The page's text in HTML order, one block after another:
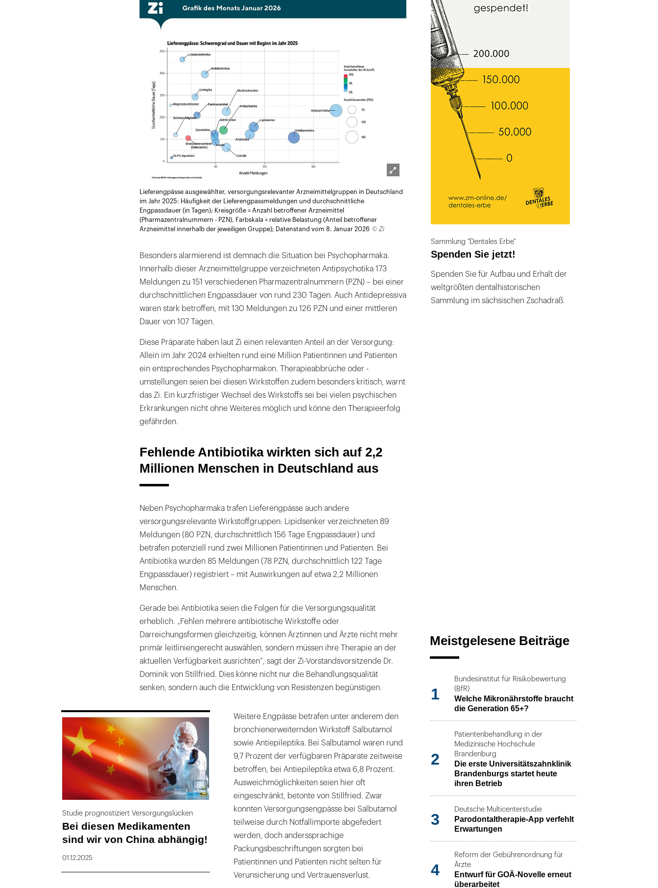
öffnen
Lieferengpässe ausgewählter, versorgungsrelevanter Arzneimittelgruppen in Deutschland
im Jahr 2025: Häufigkeit der Lieferengpassmeldungen und durchschnittliche
Engpassdauer (in Tagen); Kreisgröße = Anzahl betroffener Arzneimittel
(Pharmazentralnummern - PZN), Farbskala = relative Belastung (Anteil betroffener
Arzneimittel innerhalb der jeweiligen Gruppe); Datenstand vom 8. Januar 2026 © Zi
Besonders alarmierend ist demnach die Situation bei Psychopharmaka.
Innerhalb dieser Arzneimittelgruppe verzeichneten Antipsychotika 173
Meldungen zu 151 verschiedenen Pharmazentralnummern (PZN) – bei einer
durchschnittlichen Engpassdauer von rund 230 Tagen. Auch Antidepressiva
waren stark betroffen, mit 130 Meldungen zu 126 PZN und einer mittleren
Dauer von 107 Tagen.
Diese Präparate haben laut Zi einen relevanten Anteil an der Versorgung:
Allein im Jahr 2024 erhielten rund eine Million Patientinnen und Patienten
ein entsprechendes Psychopharmakon. Therapieabbrüche oder -
umstellungen seien bei diesen Wirkstoffen zudem besonders kritisch, warnt
das Zi. Ein kurzfristiger Wechsel des Wirkstoffs sei bei vielen psychischen
Erkrankungen nicht ohne Weiteres möglich und könne den Therapieerfolg
gefährden.
Fehlende Antibiotika wirkten sich auf 2,2
Millionen Menschen in Deutschland aus
Neben Psychopharmaka trafen Lieferengpässe auch andere
versorgungsrelevante Wirkstoffgruppen: Lipidsenker verzeichneten 89
Meldungen (80 PZN, durchschnittlich 156 Tage Engpassdauer) und
betrafen potenziell rund zwei Millionen Patientinnen und Patienten. Bei
Antibiotika wurden 85 Meldungen (78 PZN, durchschnittlich 122 Tage
Engpassdauer) registriert – mit Auswirkungen auf etwa 2,2 Millionen
Menschen.
Gerade bei Antibiotika seien die Folgen für die Versorgungsqualität
erheblich. „Fehlen mehrere antibiotische Wirkstoffe oder
Darreichungsformen gleichzeitig, können Ärztinnen und Ärzte nicht mehr
primär leitliniengerecht auswählen, sondern müssen ihre Therapie an der
aktuellen Verfügbarkeit ausrichten“, sagt der Zi-Vorstandsvorsitzende Dr.
Dominik von Stillfried. Dies könne nicht nur die Behandlungsqualität
senken, sondern auch die Entwicklung von Resistenzen begünstigen.
Studie prognostiziert Versorgungslücken
Bei diesen Medikamenten
sind wir von China abhängig!
01.12.2025
Weitere Engpässe betrafen unter anderem den
bronchienerweiternden Wirkstoff Salbutamol
sowie Antiepileptika. Bei Salbutamol waren rund
9,7 Prozent der verfügbaren Präparate zeitweise
betroffen, bei Antiepileptika etwa 6,8 Prozent.
Ausweichmöglichkeiten seien hier oft
eingeschränkt, betonte von Stillfried. Zwar
konnten Versorgungsengpässe bei Salbutamol
teilweise durch Notfallimporte abgefedert
werden, doch anderssprachige
Packungsbeschriftungen sorgten bei
Patientinnen und Patienten nicht selten für
Verunsicherung und Vertrauensverlust.
Sammlung "Dentales Erbe"
Spenden Sie jetzt!
Spenden Sie für Aufbau und Erhalt der
weltgrößten dentalhistorischen
Sammlung im sächsischen Zschadraß.
Meistgelesene Beiträge
1
Bundesinstitut für Risikobewertung
(BfR)
Welche Mikronährstoffe braucht
die Generation 65+?
2
Patientenbehandlung in der
Medizinische Hochschule
Brandenburg
Die erste Universitätszahnklinik
Brandenburgs startet heute
ihren Betrieb
3
Deutsche Multicenterstudie
Parodontaltherapie-App verfehlt
Erwartungen
4
Reform der Gebührenordnung für
Ärzte
Entwurf für GOÄ-Novelle erneut
überarbeitet